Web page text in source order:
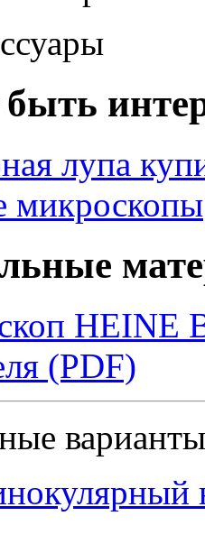
лупа
микроскопы
HEINE
(PDF)
варианты